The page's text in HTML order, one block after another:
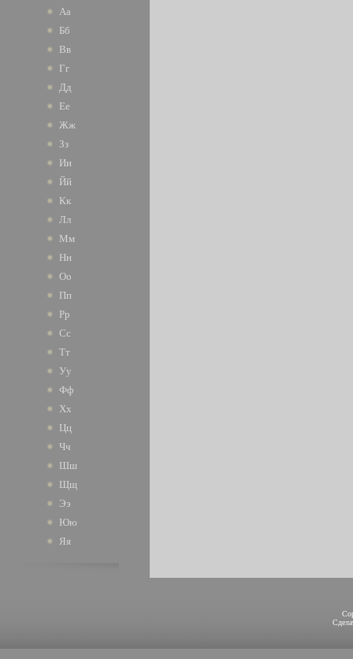
Аа
Бб
Вв
Гг
Дд
Ее
Жж
Зз
Ии
Йй
Кк
Лл
Мм
Нн
Оо
Пп
Рр
Сс
Тт
Уу
Фф
Хх
Цц
Чч
Шш
Щщ
Ээ
Юю
Яя